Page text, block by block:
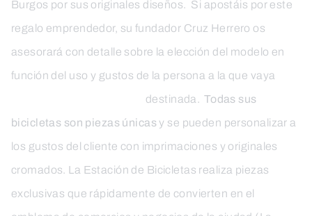
Burgos por sus originales diseños. Si apostáis por este
regalo emprendedor, su fundador Cruz Herrero os
asesorará con detalle sobre la elección del modelo en
función del uso y gustos de la persona a la que vaya
destinada.
Todas sus
bicicletas son piezas únicas y se pueden personalizar a
los gustos del cliente con imprimaciones y originales
cromados. La Estación de Bicicletas realiza piezas
exclusivas que rápidamente de convierten en el